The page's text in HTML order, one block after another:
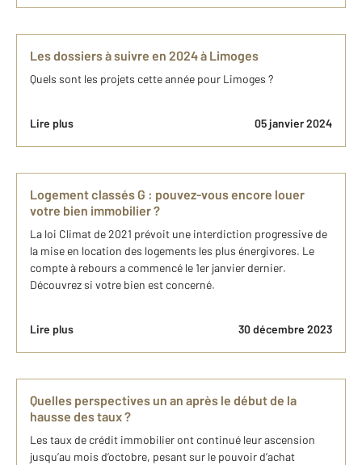
Les dossiers à suivre en 2024 à Limoges
Quels sont les projets cette année pour Limoges ?
Lire plus 05 janvier 2024
Logement classés G : pouvez-vous encore louer
votre bien immobilier ?
La loi Climat de 2021 prévoit une interdiction progressive de
la mise en location des logements les plus énergivores. Le
compte à rebours a commencé le 1er janvier dernier.
Découvrez si votre bien est concerné.
Lire plus 30 décembre 2023
Quelles perspectives un an après le début de la
hausse des taux ?
Les taux de crédit immobilier ont continué leur ascension
jusqu’au mois d’octobre, pesant sur le pouvoir d’achat